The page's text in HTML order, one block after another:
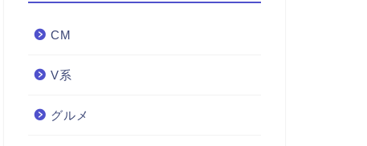
CM
V系
グルメ